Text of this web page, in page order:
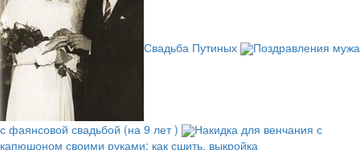
Свадьба Путиных Поздравления мужа
с фаянсовой свадьбой (на 9 лет )
Накидка для венчания с
капюшоном своими руками: как сшить, выкройка